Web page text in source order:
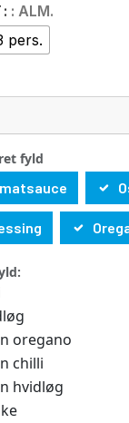
: ALM.
pers.